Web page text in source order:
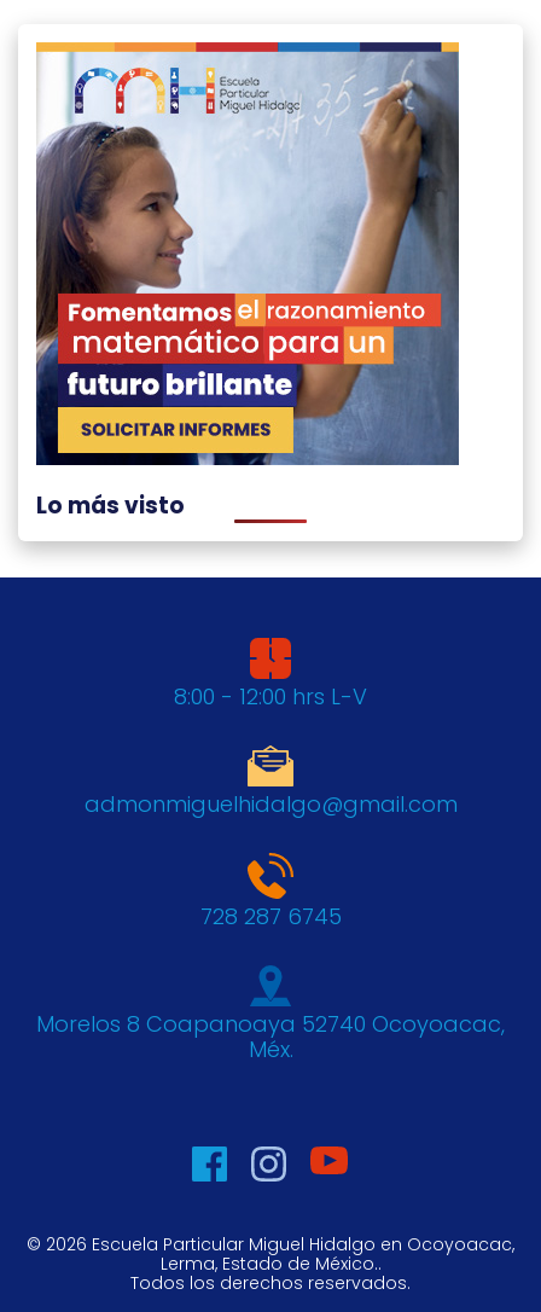
Lo más visto
8:00 - 12:00 hrs L-V
admonmiguelhidalgo@gmail.com
728 287 6745
Morelos 8 Coapanoaya 52740 Ocoyoacac,
Méx.
© 2026 Escuela Particular Miguel Hidalgo en Ocoyoacac,
Lerma, Estado de México..
Todos los derechos reservados.